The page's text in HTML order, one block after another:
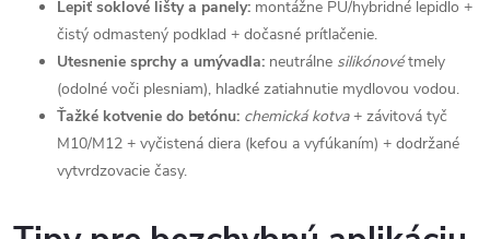
Lepiť soklové lišty a panely: montážne PU/hybridné lepidlo +
čistý odmastený podklad + dočasné prítlačenie.
Utesnenie sprchy a umývadla: neutrálne silikónovétmely
(odolné voči plesniam), hladké zatiahnutie mydlovou vodou.
Ťažké kotvenie do betónu: chemická kotva+ závitová tyč
M10/M12 + vyčistená diera (kefou a vyfúkaním) + dodržané
vytvrdzovacie časy.